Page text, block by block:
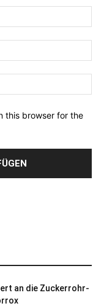
this browser for the
an die Zuckerrohr-